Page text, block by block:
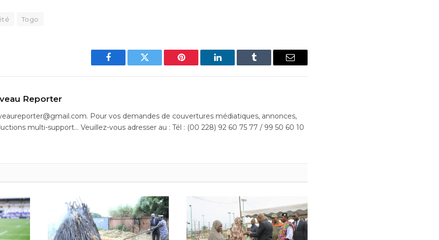
Togo
Facebook Twitter Pinterest LinkedIn Tumblr Email
Reporter
Pour vos demandes de couvertures médiatiques, annonces,
multi-support… Veuillez-vous adresser au : Tél : (00 228) 92 60 75 77 / 99 50 60 10